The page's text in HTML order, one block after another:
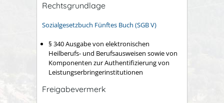
Rechtsgrundlage
Sozialgesetzbuch Fünftes Buch (SGB V)
§ 340 Ausgabe von elektronischen
Heilberufs- und Berufsausweisen sowie von
Komponenten zur Authentifizierung von
Leistungserbringerinstitutionen
Freigabevermerk